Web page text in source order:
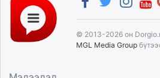
© 2013-2026 он
MGL Media Group